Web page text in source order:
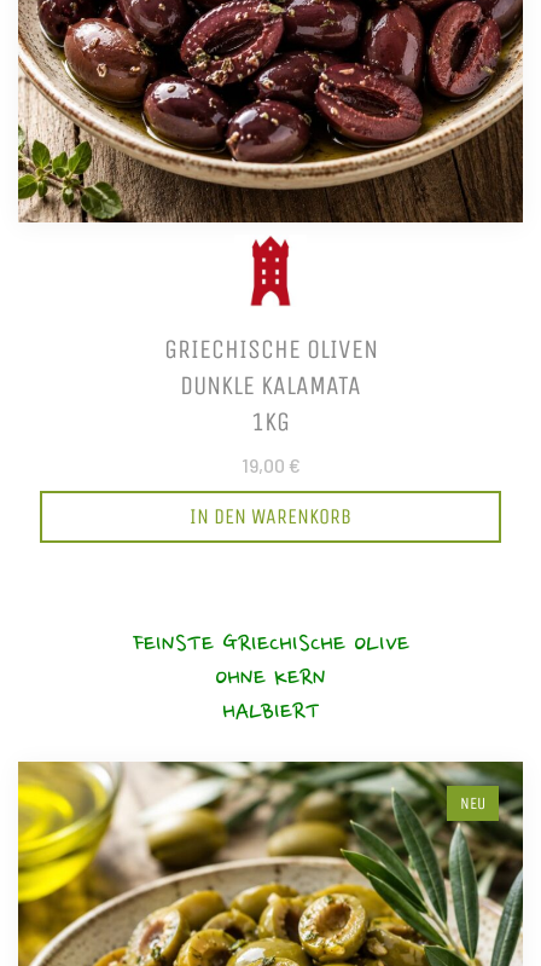
GRIECHISCHE OLIVEN
DUNKLE KALAMATA
1KG
19,00 €
IN DEN WARENKORB
FEINSTE GRIECHISCHE OLIVE
OHNE KERN
HALBIERT
NEU